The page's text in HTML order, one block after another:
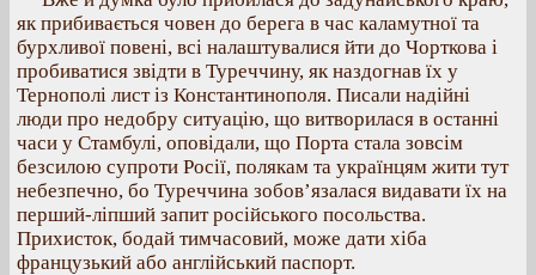
як прибивається човен до берега в час каламутної та
бурхливої повені, всі налаштувалися йти до Чорткова і
пробиватися звідти в Туреччину, як наздогнав їх у
Тернополі лист із Константинополя. Писали надійні
люди про недобру ситуацію, що витворилася в останні
часи у Стамбулі, оповідали, що Порта стала зовсім
безсилою супроти Росії, полякам та українцям жити тут
небезпечно, бо Туреччина зобов’язалася видавати їх на
перший-ліпший запит російського посольства.
Прихисток, бодай тимчасовий, може дати хіба
французький або англійський паспорт.